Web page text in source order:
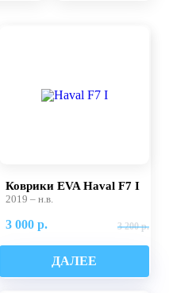
Коврики EVA Haval F7 I
2019 – н.в.
3 000 р. 3 200 р.
ДАЛЕЕ